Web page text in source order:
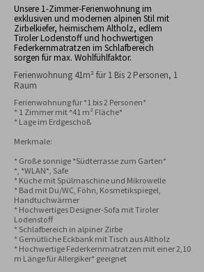
Unsere 1-Zimmer-Ferienwohnung im
exklusiven und modernen alpinen Stil mit
Zirbelkiefer, heimischem Altholz, edlem
Tiroler Lodenstoff und hochwertigen
Federkernmatratzen im Schlafbereich
sorgen für max. Wohlfühlfaktor.
Ferienwohnung 41m² für 1 Bis 2 Personen, 1
Raum
Ferienwohnung für *1 bis 2 Personen*
* 1 Zimmer mit *41 m² Fläche*
* Lage im Erdgeschoß
Merkmale:
* Große sonnige *Südterrasse zum Garten*
*, *WLAN*, Safe
* Küche mit Spülmaschine und Mikrowelle
* Bad mit Du/WC, Föhn, Kosmetikspiegel,
Handtuchwärmer
* Hochwertiges Designer-Sofa mit Tiroler
Lodenstoff
* Schlafbereich in alpiner Zirbe
* Gemütliche Eckbank mit Tisch aus Altholz
* Hochwertige Federkernmatratzen mit einer 2,10
m Länge für Allergiker* geeignet